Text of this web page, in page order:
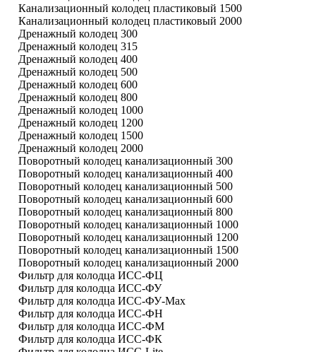
Канализационный колодец пластиковый 1500
Канализационный колодец пластиковый 2000
Дренажный колодец 300
Дренажный колодец 315
Дренажный колодец 400
Дренажный колодец 500
Дренажный колодец 600
Дренажный колодец 800
Дренажный колодец 1000
Дренажный колодец 1200
Дренажный колодец 1500
Дренажный колодец 2000
Поворотный колодец канализационный 300
Поворотный колодец канализационный 400
Поворотный колодец канализационный 500
Поворотный колодец канализационный 600
Поворотный колодец канализационный 800
Поворотный колодец канализационный 1000
Поворотный колодец канализационный 1200
Поворотный колодец канализационный 1500
Поворотный колодец канализационный 2000
Фильтр для колодца ИСС-ФЦ
Фильтр для колодца ИСС-ФУ
Фильтр для колодца ИСС-ФУ-Мах
Фильтр для колодца ИСС-ФН
Фильтр для колодца ИСС-ФМ
Фильтр для колодца ИСС-ФК